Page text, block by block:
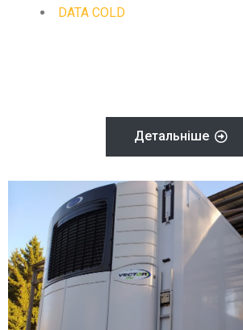
DATA COLD
Детальніше